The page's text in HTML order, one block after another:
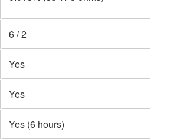
6 / 2
Yes
Yes
Yes (6 hours)